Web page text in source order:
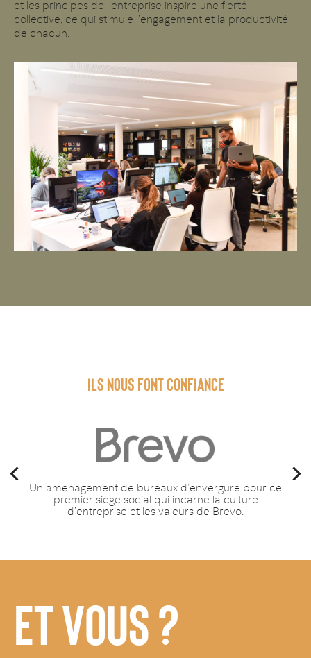
et les principes de l’entreprise inspire une fierté
collective, ce qui stimule l’engagement et la productivité
de chacun.
ILS NOUS FONT CONFIANCE
Un aménagement de bureaux d’envergure pour ce
premier siège social qui incarne la culture
d’entreprise et les valeurs de Brevo.
ET VOUS ?